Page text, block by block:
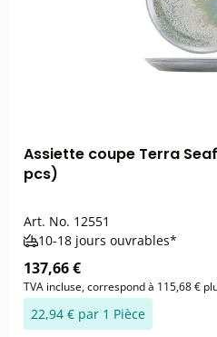
Assiette coupe Terra
pcs)
Art. No. 12551
10-18 jours ouvrables*
137,66 €
TVA incluse, correspond à 115,68 €
22,94 € par 1 Pièce